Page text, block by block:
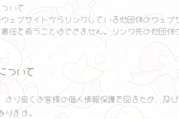
いて
ェブサイトからリンクしている他団体のウェブ
任を負うことはできません。リンク先の他団体
ついて
より良くお客様の個人情報保護を図るため、及
ます。